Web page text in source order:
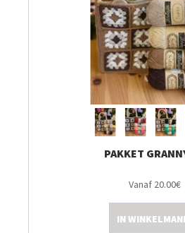
PAKKET
Vanaf 20.00€
IN